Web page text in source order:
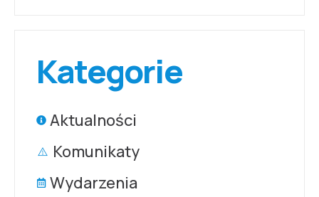
Kategorie
Aktualności
Komunikaty
Wydarzenia